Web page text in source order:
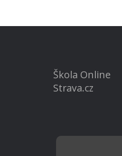
Škola Online
Strava.cz